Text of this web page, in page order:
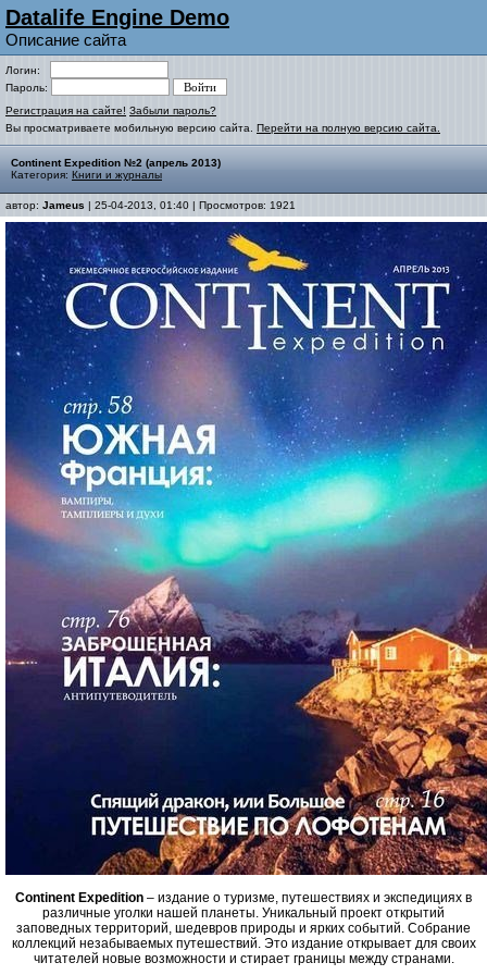
Datalife Engine Demo
Описание сайта
Логин:
Пароль:
Регистрация на сайте! Забыли пароль?
Вы просматриваете мобильную версию сайта. Перейти на полную версию сайта.
Continent Expedition №2 (апрель 2013)
Категория: Книги и журналы
автор: Jameus | 25-04-2013, 01:40 | Просмотров: 1921
Continent Expedition – издание о туризме, путешествиях и экспедициях в
различные уголки нашей планеты. Уникальный проект открытий
заповедных территорий, шедевров природы и ярких событий. Собрание
коллекций незабываемых путешествий. Это издание открывает для своих
читателей новые возможности и стирает границы между странами.